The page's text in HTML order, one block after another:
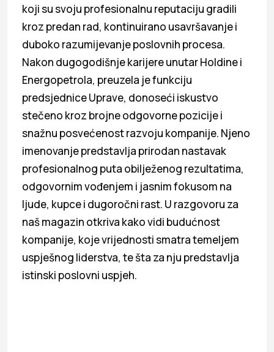
koji su svoju profesionalnu reputaciju gradili
kroz predan rad, kontinuirano usavršavanje i
duboko razumijevanje poslovnih procesa.
Nakon dugogodišnje karijere unutar Holdine i
Energopetrola, preuzela je funkciju
predsjednice Uprave, donoseći iskustvo
stečeno kroz brojne odgovorne pozicije i
snažnu posvećenost razvoju kompanije. Njeno
imenovanje predstavlja prirodan nastavak
profesionalnog puta obilježenog rezultatima,
odgovornim vođenjem i jasnim fokusom na
ljude, kupce i dugoročni rast. U razgovoru za
naš magazin otkriva kako vidi budućnost
kompanije, koje vrijednosti smatra temeljem
uspješnog liderstva, te šta za nju predstavlja
istinski poslovni uspjeh.